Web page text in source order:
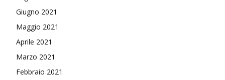
Giugno 2021
Maggio 2021
Aprile 2021
Marzo 2021
Febbraio 2021